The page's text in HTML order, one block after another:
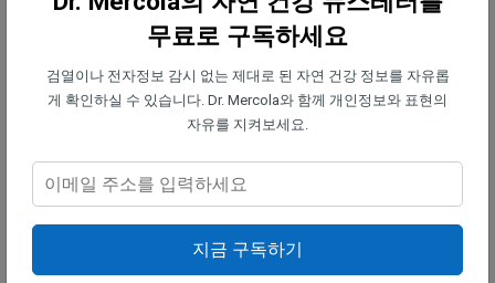
1. 심박수가 분당 100회로 떨어질 때까지 쿨다운하
운동 직후 심박수가 분당 100회로 안정될 때까지
천천히 걸어야 한다. 이러한 부드러운 움직임은 혈액
순환을 촉진하여 젖산과 같은 노폐물을 배출하는 데
도움을 준다. 또한 이는 신체를 스트레스 상태에서 벗
어나게 하고 재건을 시작할 시기임을 알려준다. 심박
수를 추적하고 있다면 이것이 첫 번째 목표다. 그렇지
무료로 구독하세요
검열이나 전자정보 감시 없는 제대로 된 자연 건강 정보를 자유롭
게 확인하실 수 있습니다. Dr. Mercola와 함께 개인정보와 표현의
자유를 지켜보세요.
지금 구독하기